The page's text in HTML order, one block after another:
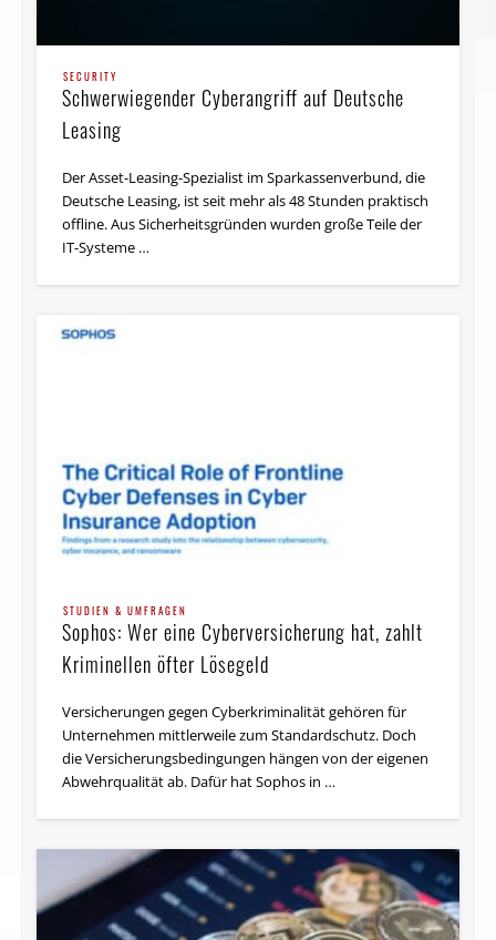
SECURITY
Schwerwiegender Cyberangriff auf Deutsche
Leasing
Der Asset-Leasing-Spezialist im Sparkassenverbund, die
Deutsche Leasing, ist seit mehr als 48 Stunden praktisch
offline. Aus Sicherheitsgründen wurden große Teile der
IT-Systeme …
STUDIEN & UMFRAGEN
Sophos: Wer eine Cyberversicherung hat, zahlt
Kriminellen öfter Lösegeld
Versicherungen gegen Cyberkriminalität gehören für
Unternehmen mittlerweile zum Standardschutz. Doch
die Versicherungsbedingungen hängen von der eigenen
Abwehrqualität ab. Dafür hat Sophos in …